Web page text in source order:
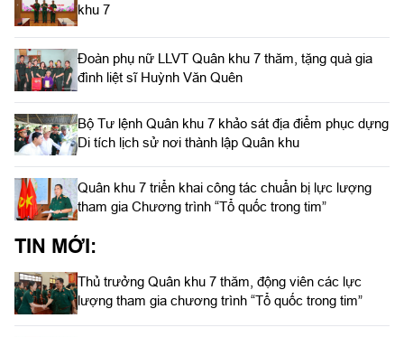
khu 7
Đoàn phụ nữ LLVT Quân khu 7 thăm, tặng quà gia
đình liệt sĩ Huỳnh Văn Quên
Bộ Tư lệnh Quân khu 7 khảo sát địa điểm phục dựng
Di tích lịch sử nơi thành lập Quân khu
Quân khu 7 triển khai công tác chuẩn bị lực lượng
tham gia Chương trình “Tổ quốc trong tim”
TIN MỚI:
Thủ trưởng Quân khu 7 thăm, động viên các lực
lượng tham gia chương trình “Tổ quốc trong tim”